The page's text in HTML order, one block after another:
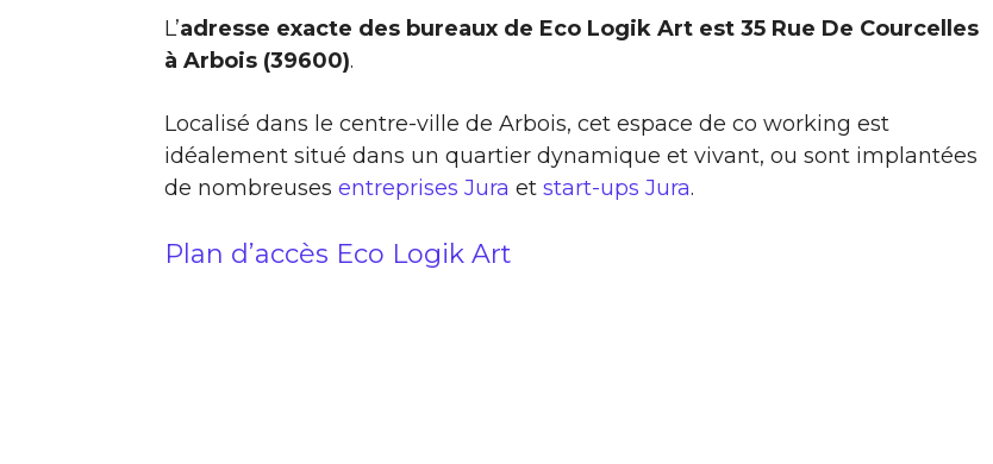
L’adresse exacte des bureaux de Eco Logik Art est 35 Rue De Courcelles
à Arbois (39600).
Localisé dans le centre-ville de Arbois, cet espace de co working est
idéalement situé dans un quartier dynamique et vivant, ou sont implantées
de nombreuses entreprises Jura et start-ups Jura.
Plan d’accès Eco Logik Art